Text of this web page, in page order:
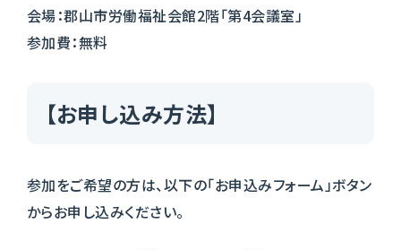
会場：郡山市労働福祉会館2階「第4会議室」
参加費：無料
【お申し込み方法】
参加をご希望の方は、以下の「お申込みフォーム」ボタン
からお申し込みください。